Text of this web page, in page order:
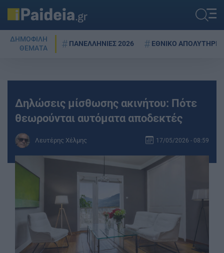
ΔΗΜΟΦΙΛΗ
ΘΕΜΑΤΑ
ΠΑΝΕΛΛΗΝΙΕΣ 2026 ΕΘΝΙΚΟ ΑΠΟΛΥΤΗΡΙΟ
Δηλώσεις μίσθωσης ακινήτου: Πότε
θεωρούνται αυτόματα αποδεκτές
Λευτέρης Χέλμης 17/05/2026 - 08:59